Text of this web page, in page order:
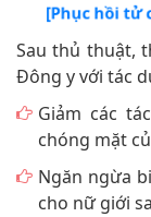
[Phục hồi tử
Sau thủ thuật,
Đông y với tác
Giảm các
chóng mặt
Ngăn ngừa
cho nữ giới